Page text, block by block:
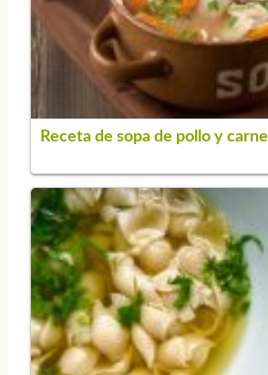
Receta de sopa de pollo y carne